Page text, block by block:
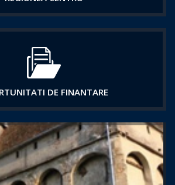
DE FINANTARE